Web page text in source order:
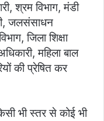
श्रम विभाग, मंडी
जलसंसाधन
जिला शिक्षा
महिला बाल
की प्रेषित कर
भी स्तर से कोई भी